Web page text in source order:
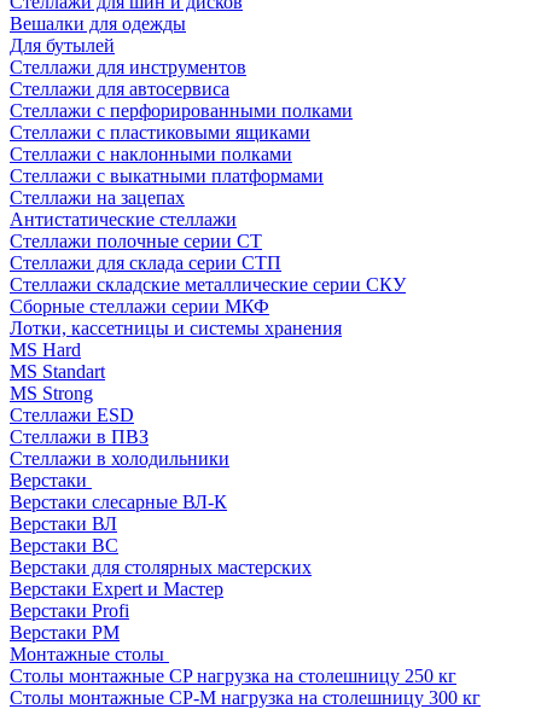
Вешалки для одежды
Для бутылей
Стеллажи для инструментов
Стеллажи для автосервиса
Стеллажи с перфорированными полками
Стеллажи с пластиковыми ящиками
Стеллажи с наклонными полками
Стеллажи с выкатными платформами
Стеллажи на зацепах
Антистатические стеллажи
Стеллажи полочные серии СТ
Стеллажи для склада серии СТП
Стеллажи складские металлические серии СКУ
Сборные стеллажи серии МКФ
Лотки, кассетницы и системы хранения
MS Hard
MS Standart
MS Strong
Стеллажи ESD
Стеллажи в ПВЗ
Стеллажи в холодильники
Верстаки
Верстаки слесарные ВЛ-К
Верстаки ВЛ
Верстаки ВС
Верстаки для столярных мастерских
Верстаки Expert и Мастер
Верстаки Profi
Верстаки РМ
Монтажные столы
Столы монтажные СP нагрузка на столешницу 250 кг
Столы монтажные СР-М нагрузка на столешницу 300 кг